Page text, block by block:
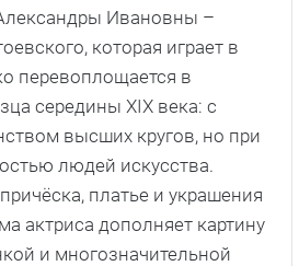
Ивановны –
которая играет в
перевоплощается в
середины XIX века: с
высших кругов, но при
людей искусства.
платье и украшения
актриса дополняет картину
и многозначительной